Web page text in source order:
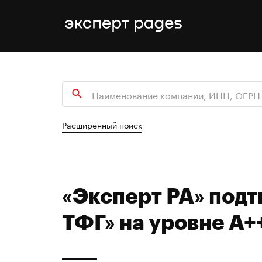
Расширенный поиск
«Эксперт РА»
ТФГ» на уровне